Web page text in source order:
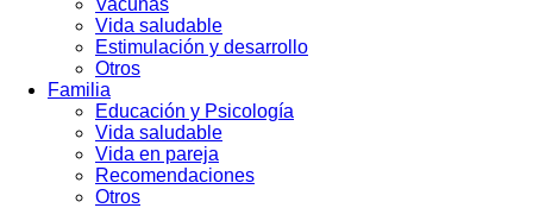
Vacunas
Vida saludable
Estimulación y desarrollo
Otros
Familia
Educación y Psicología
Vida saludable
Vida en pareja
Recomendaciones
Otros